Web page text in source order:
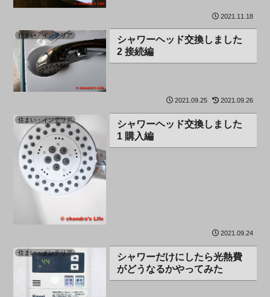
2021.11.18
住まい・インテリア
シャワーヘッド交換しました
2 接続編
2021.09.25 2021.09.26
住まい・インテリア
シャワーヘッド交換しました
1 購入編
2021.09.24
住まい・インテリア
シャワーだけにしたら光熱費
がどうなるかやってみた